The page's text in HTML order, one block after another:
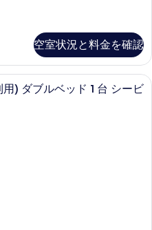
空室状況と料金を確認
セーフティボックス (室内)、デスク
) ダブルベッド 1 台 シービ